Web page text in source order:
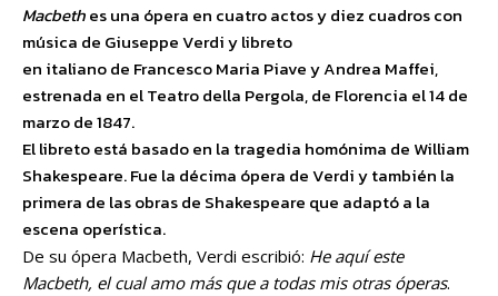
Macbethes una ópera en cuatro actos y diez cuadros con
música de Giuseppe Verdi y libreto
en italiano de Francesco Maria Piave y Andrea Maffei,
estrenada en el Teatro della Pergola, de Florencia el 14 de
marzo de 1847.
El libreto está basado en la tragedia homónima de William
Shakespeare. Fue la décima ópera de Verdi y también la
primera de las obras de Shakespeare que adaptó a la
escena operística.
De su ópera Macbeth, Verdi escribió: He aquí este
Macbeth, el cual amo más que a todas mis otras óperas.